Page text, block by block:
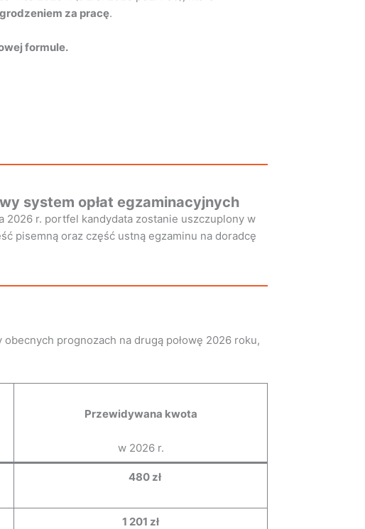
za pracę.
formule.
system opłat egzaminacyjnych
2026 r. portfel kandydata zostanie uszczuplony w
pisemną oraz część ustną egzaminu na doradcę
prognozach na drugą połowę 2026 roku,
Przewidywana kwota
w 2026 r.
480 zł
1 201 zł